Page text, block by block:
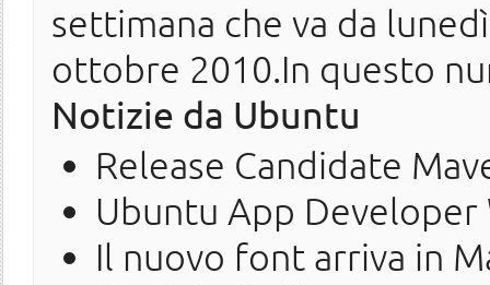
settimana che va da
ottobre 2010.In questo
Notizie da Ubuntu
Release Candidate
Ubuntu App Developer
Il nuovo font arriva in